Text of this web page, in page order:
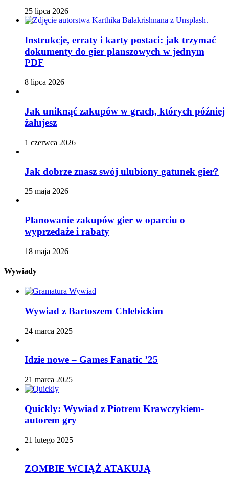
25 lipca 2026
Instrukcje, erraty i karty postaci: jak trzymać
dokumenty do gier planszowych w jednym
PDF
8 lipca 2026
Jak uniknąć zakupów w grach, których później
żałujesz
1 czerwca 2026
Jak dobrze znasz swój ulubiony gatunek gier?
25 maja 2026
Planowanie zakupów gier w oparciu o
wyprzedaże i rabaty
18 maja 2026
Wywiady
Wywiad z Bartoszem Chlebickim
24 marca 2025
Idzie nowe – Games Fanatic ’25
21 marca 2025
Quickly: Wywiad z Piotrem Krawczykiem-
autorem gry
21 lutego 2025
ZOMBIE WCIĄŻ ATAKUJĄ